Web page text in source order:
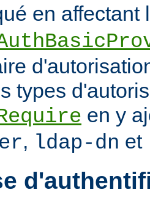
en
types
en y
, ldap-dn et